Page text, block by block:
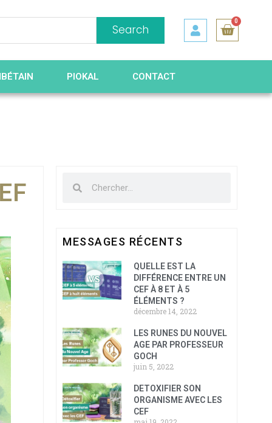
Search
0
PIOKAL CONTACT
MESSAGES RÉCENTS
QUELLE EST LA
DIFFÉRENCE ENTRE UN
CEF À 8 ET À 5
ÉLÉMENTS ?
décembre 14, 2022
LES RUNES DU NOUVEL
AGE PAR PROFESSEUR
GOCH
juin 5, 2022
DETOXIFIER SON
ORGANISME AVEC LES
CEF